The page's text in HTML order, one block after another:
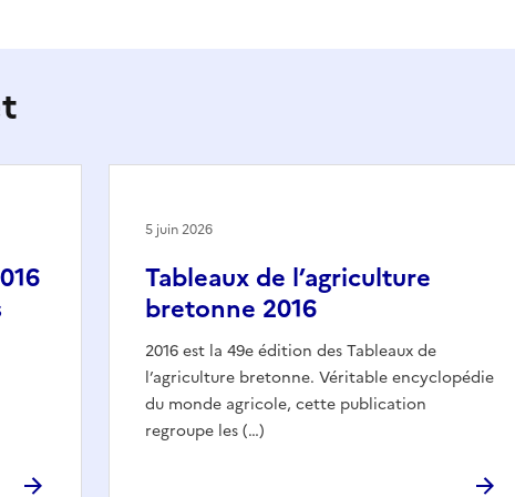
Tableaux de l’agriculture
bretonne 2016
2016 est la 49e édition des Tableaux de
l’agriculture bretonne. Véritable encyclopédie
du monde agricole, cette publication
regroupe les (…)
5 juin 2026